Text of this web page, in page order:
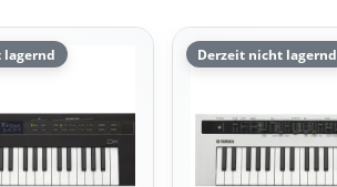
lagernd Derzeit nicht lagernd